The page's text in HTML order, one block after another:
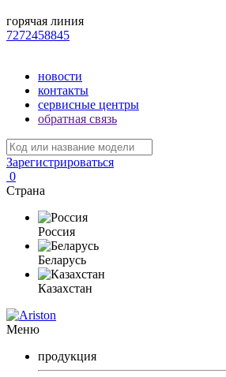
горячая линия
7272458845
новости
контакты
сервисные центры
обратная связь
Зарегистрироваться
0
Страна
Россия
Беларусь
Казахстан
Меню
продукция